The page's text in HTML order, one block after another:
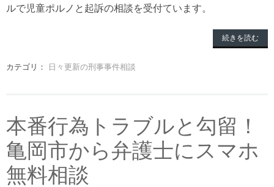
ルで児童ポルノと起訴の相談を受付ています。
続きを読む
カテゴリ： 日々更新の刑事事件相談
本番行為トラブルと勾留！
亀岡市から弁護士にスマホ
無料相談